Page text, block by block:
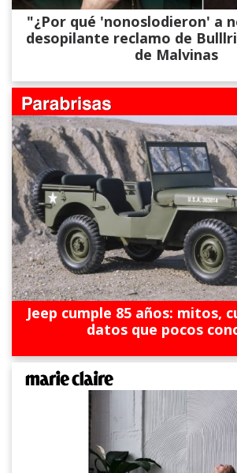
"¿Por qué 'nonoslodieron' a
desopilante reclamo de
de Malvinas
Jeep cumple 85 años: mitos,
datos que pocos